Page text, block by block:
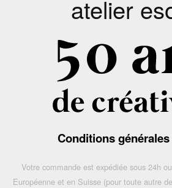
atelier
Conditions
Votre commande est expédiée sous 24h
Européenne et en Suisse (pour toute autre